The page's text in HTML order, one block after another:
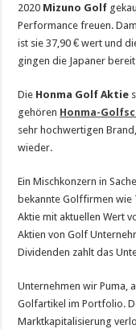
2020 Mizuno Golf
Performance freuen.
ist sie 37,90 € wert und
gingen die Japaner
Die Honma Golf Aktie
gehören Honma-
sehr hochwertigen
wieder.
Ein Mischkonzern in
bekannte Golffirmen wie
Aktie mit aktuellen Wert
Aktien von Golf
Dividenden zahlt das
Unternehmen wir Puma,
Golfartikel im Portfolio.
Marktkapitalisierung